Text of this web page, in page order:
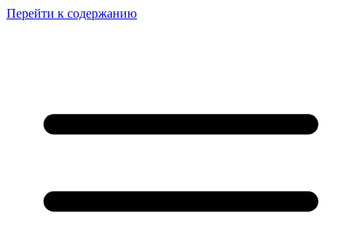
Перейти к содержанию